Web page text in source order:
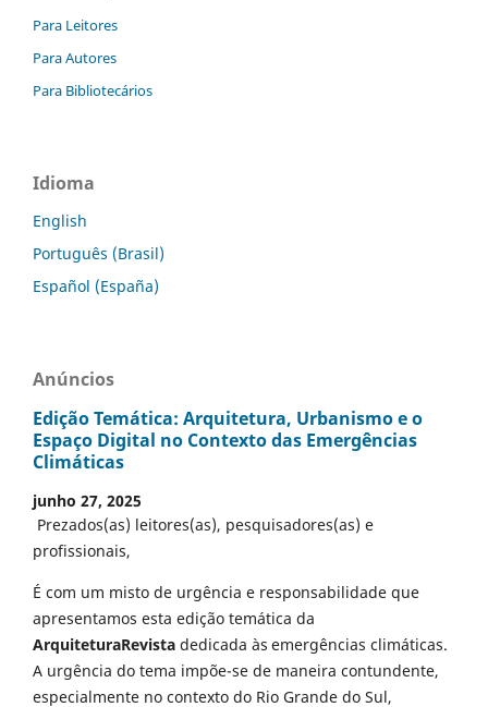
Para Leitores
Para Autores
Para Bibliotecários
Idioma
English
Português (Brasil)
Español (España)
Anúncios
Edição Temática: Arquitetura, Urbanismo e o
Espaço Digital no Contexto das Emergências
Climáticas
junho 27, 2025
Prezados(as) leitores(as), pesquisadores(as) e
profissionais,
É com um misto de urgência e responsabilidade que
apresentamos esta edição temática da
ArquiteturaRevista dedicada às emergências climáticas.
A urgência do tema impõe-se de maneira contundente,
especialmente no contexto do Rio Grande do Sul,